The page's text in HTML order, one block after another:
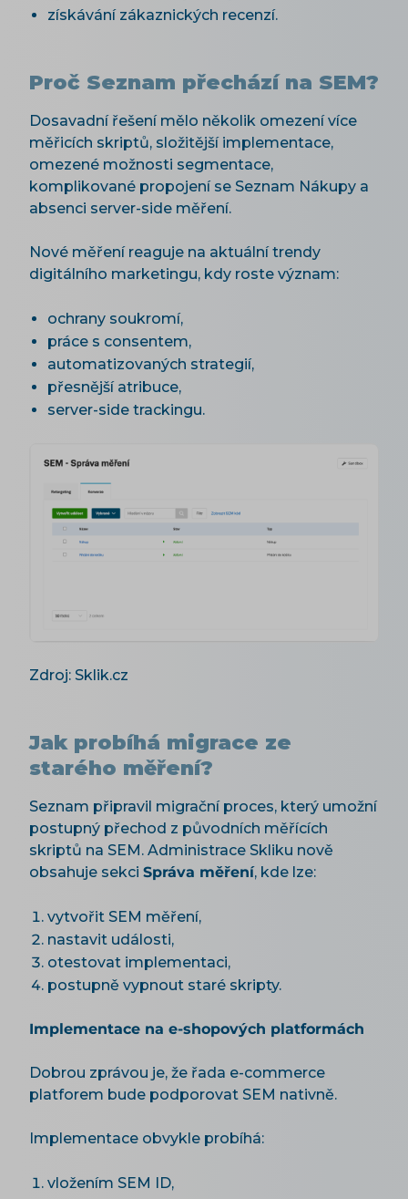
získávání zákaznických recenzí.
Proč Seznam přechází na SEM?
Dosavadní řešení mělo několik omezení více
měřicích skriptů, složitější implementace,
omezené možnosti segmentace,
komplikované propojení se Seznam Nákupy a
absenci server-side měření.
Nové měření reaguje na aktuální trendy
digitálního marketingu, kdy roste význam:
ochrany soukromí,
práce s consentem,
automatizovaných strategií,
přesnější atribuce,
server-side trackingu.
Zdroj: Sklik.cz
Jak probíhá migrace ze
starého měření?
Seznam připravil migrační proces, který umožní
postupný přechod z původních měřících
skriptů na SEM. Administrace Skliku nově
obsahuje sekci Správa měření, kde lze:
vytvořit SEM měření,
nastavit události,
otestovat implementaci,
postupně vypnout staré skripty.
Implementace na e-shopových platformách
Dobrou zprávou je, že řada e-commerce
platforem bude podporovat SEM nativně.
Implementace obvykle probíhá:
vložením SEM ID,